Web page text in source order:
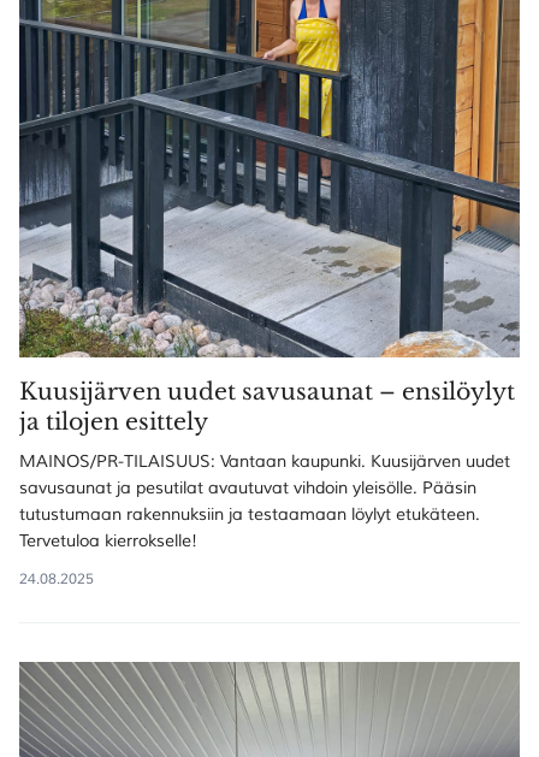
Kuusijärven uudet savusaunat – ensilöylyt
ja tilojen esittely
MAINOS/PR-TILAISUUS: Vantaan kaupunki. Kuusijärven uudet
savusaunat ja pesutilat avautuvat vihdoin yleisölle. Pääsin
tutustumaan rakennuksiin ja testaamaan löylyt etukäteen.
Tervetuloa kierrokselle!
24.08.2025